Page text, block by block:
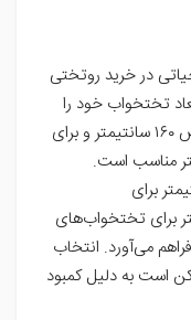
در خرید روتختی
تختخواب خود را
بشناسید. برای تختخواب‌های دونفره، عرض ۱۶۰ سانتیمتر و برای
عرض ۹۰ سانتیمتر مناسب است.
عرض ۱۴۰ یا ۱۸۰ سانتیمتر برای
و عرض ۱۲۰ سانتیمتر برای تختخواب‌های
می‌آورد. انتخاب
است به دلیل کمبود